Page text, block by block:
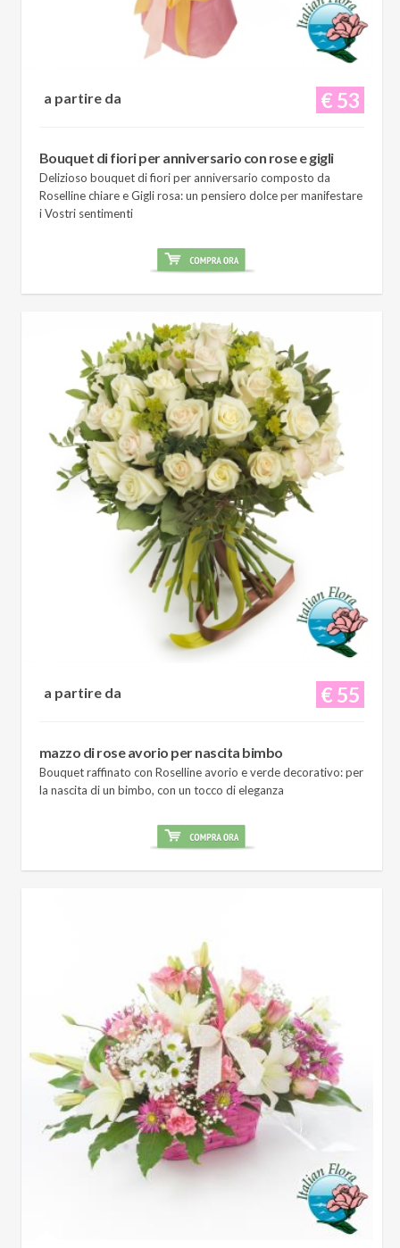
€ 53
a partire da
Bouquet di fiori per anniversario con rose e gigli
Delizioso bouquet di fiori per anniversario composto da
Roselline chiare e Gigli rosa: un pensiero dolce per manifestare
i Vostri sentimenti
€ 55
a partire da
mazzo di rose avorio per nascita bimbo
Bouquet raffinato con Roselline avorio e verde decorativo: per
la nascita di un bimbo, con un tocco di eleganza